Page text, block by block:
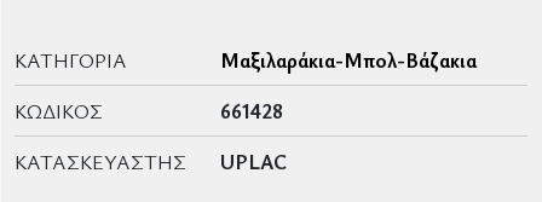
ΚΑΤΗΓΟΡΊΑ
Μαξιλαράκια-Μπολ-Βάζακια
ΚΩΔΙΚΌΣ
661428
ΚΑΤΑΣΚΕΥΑΣΤΉΣ
UPLAC